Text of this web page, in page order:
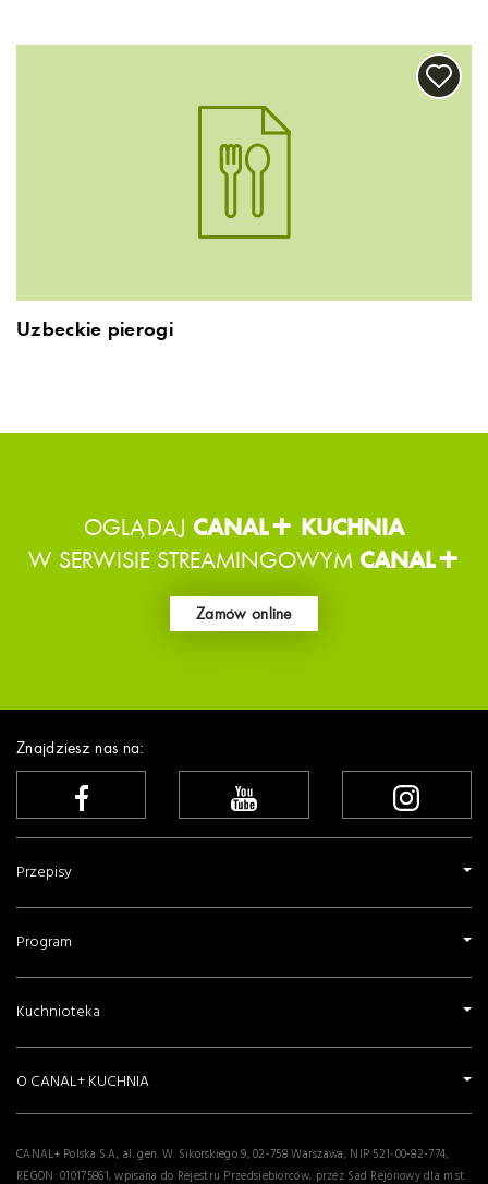
Uzbeckie pierogi
OGLĄDAJ CANAL+ KUCHNIA
W SERWISIE STREAMINGOWYM CANAL+
Zamów online
Znajdziesz nas na:
Przepisy
Program
Kuchnioteka
O CANAL+ KUCHNIA
CANAL+ Polska S.A., al. gen. W. Sikorskiego 9, 02-758 Warszawa, NIP 521-00-82-774,
REGON: 010175861, wpisana do Rejestru Przedsiebiorców, przez Sad Rejonowy dla m.st.